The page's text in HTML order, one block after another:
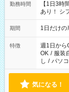
勤務時間
【1日3時
あり！ シ
▼18:00～
期間 1日だけ
特徴 週1日から
OK / 服装
し / パソ
気になる！